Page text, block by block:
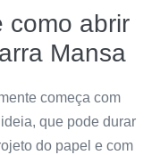
como abrir
Mansa
começa com
que pode durar
do papel e com